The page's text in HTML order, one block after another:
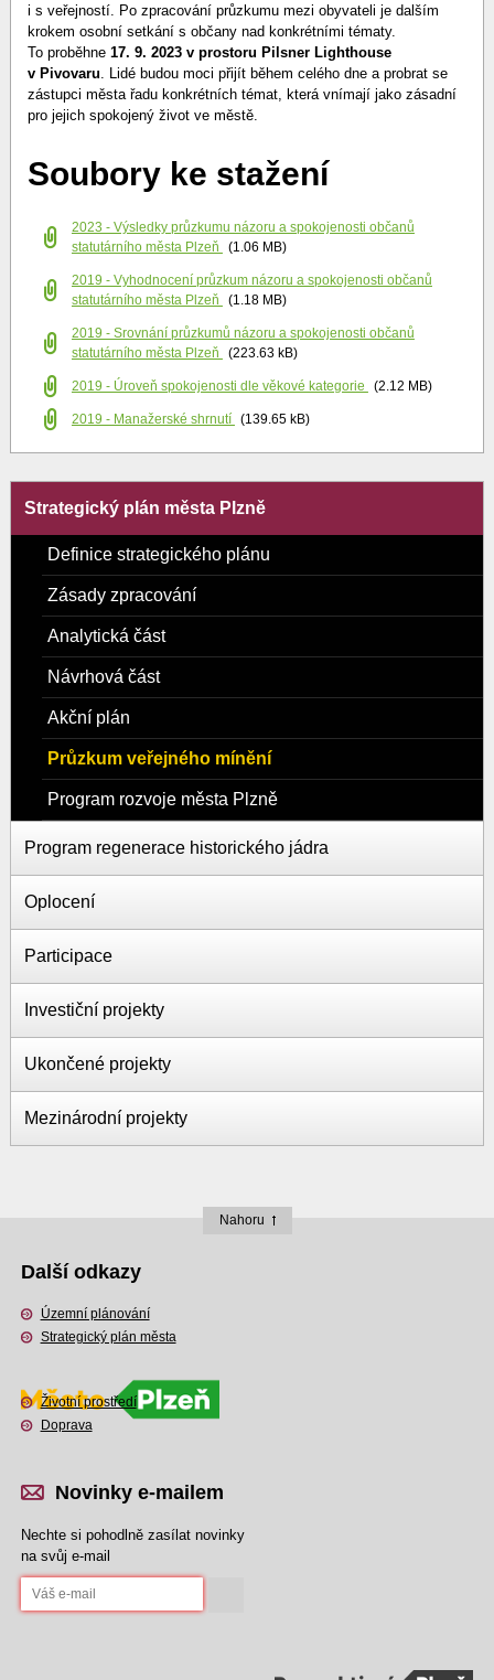
i s veřejností. Po zpracování průzkumu mezi obyvateli je dalším
krokem osobní setkání s občany nad konkrétními tématy.
To proběhne 17. 9. 2023 v prostoru Pilsner Lighthouse
v Pivovaru . Lidé budou moci přijít během celého dne a probrat se
zástupci města řadu konkrétních témat, která vnímají jako zásadní
pro jejich spokojený život ve městě.
Soubory ke stažení
2023 - Výsledky průzkumu názoru a spokojenosti občanů
statutárního města Plzeň
(1.06 MB)
2019 - Vyhodnocení průzkum názoru a spokojenosti občanů
statutárního města Plzeň
(1.18 MB)
2019 - Srovnání průzkumů názoru a spokojenosti občanů
statutárního města Plzeň
(223.63 kB)
2019 - Úroveň spokojenosti dle věkové kategorie (2.12 MB)
2019 - Manažerské shrnutí (139.65 kB)
Strategický plán města Plzně
Definice strategického plánu
Zásady zpracování
Analytická část
Návrhová část
Akční plán
Průzkum veřejného mínění
Program rozvoje města Plzně
Program regenerace historického jádra
Oplocení
Participace
Investiční projekty
Ukončené projekty
Mezinárodní projekty
Nahoru
Další odkazy
Územní plánování
Strategický plán města
Životní prostředí
Doprava
Novinky e-mailem
Nechte si pohodlně zasílat novinky
na svůj e-mail